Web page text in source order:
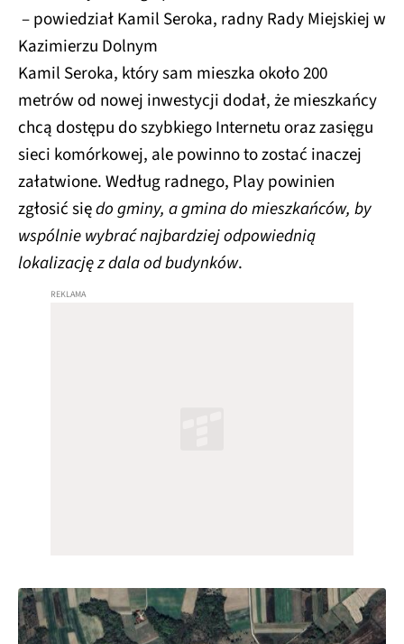
– powiedział Kamil Seroka, radny Rady Miejskiej w
Kazimierzu Dolnym
Kamil Seroka, który sam mieszka około 200
metrów od nowej inwestycji dodał, że mieszkańcy
chcą dostępu do szybkiego Internetu oraz zasięgu
sieci komórkowej, ale powinno to zostać inaczej
załatwione. Według radnego, Play powinien
zgłosić siędo gminy, a gmina do mieszkańców, by
wspólnie wybrać najbardziej odpowiednią
lokalizację z dala od budynków.